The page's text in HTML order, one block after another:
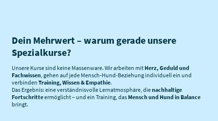
Dein Mehrwert – warum gerade unsere
Spezialkurse?
Unsere Kurse sind keine Massenware. Wir arbeiten mit Herz, Geduld und
Fachwissen, gehen auf jede Mensch-Hund-Beziehung individuell ein und
verbinden Training, Wissen & Empathie.
Das Ergebnis: eine verständnisvolle Lernatmosphäre, dienachhaltige
Fortschritteermöglicht – und ein Training, das Mensch und Hund in Balance
bringt.